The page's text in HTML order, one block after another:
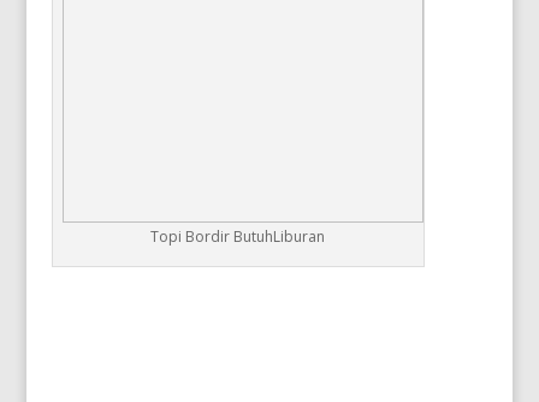
Topi Bordir ButuhLiburan